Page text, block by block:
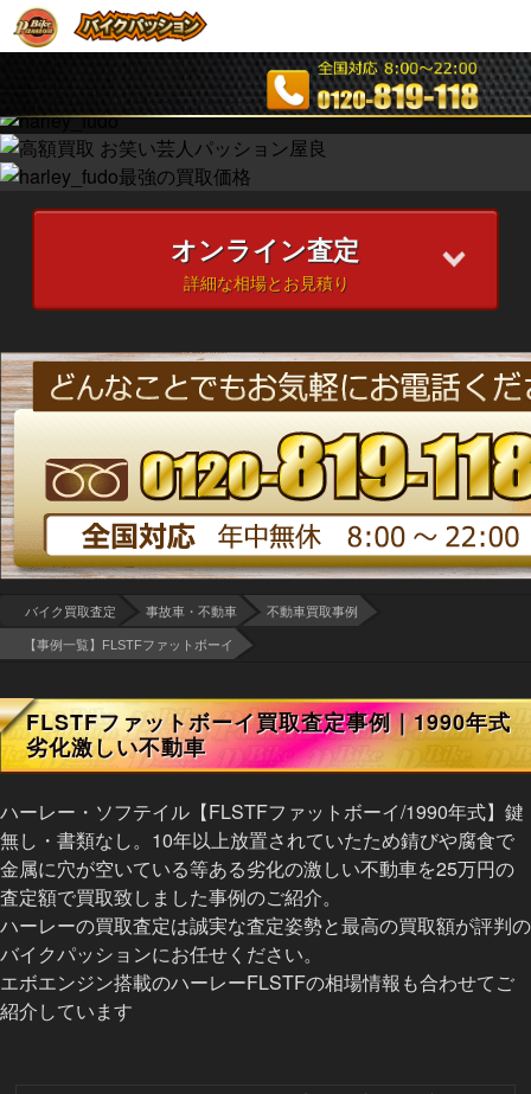
オンライン査定
詳細な相場とお見積り
バイク買取査定 事故車・不動車 不動車買取事例
【事例一覧】FLSTFファットボーイ
FLSTFファットボーイ買取査定事例｜1990年式
劣化激しい不動車
ハーレー・ソフテイル【FLSTFファットボーイ/1990年式】鍵
無し・書類なし。10年以上放置されていたため錆びや腐食で
金属に穴が空いている等ある劣化の激しい不動車を25万円の
査定額で買取致しました事例のご紹介。
ハーレーの買取査定は誠実な査定姿勢と最高の買取額が評判の
バイクパッションにお任せください。
エボエンジン搭載のハーレーFLSTFの相場情報も合わせてご
紹介しています